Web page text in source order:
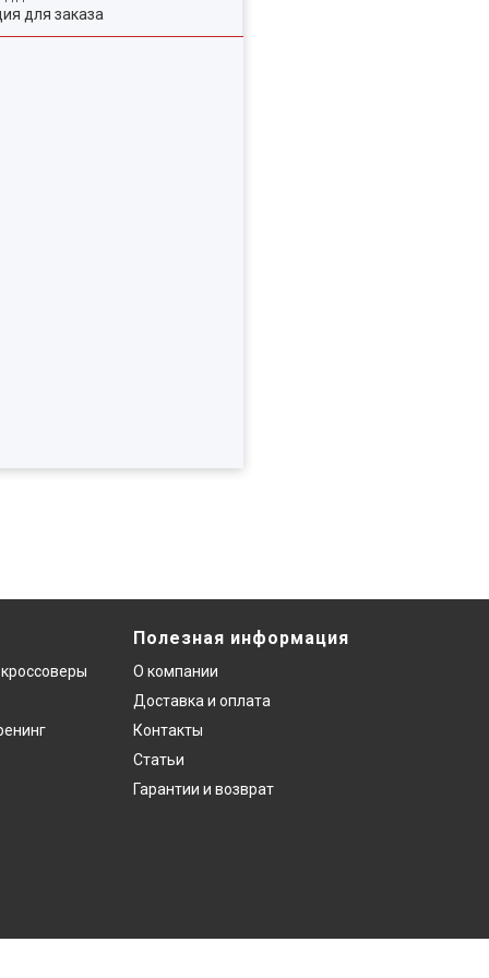
для заказа
Полезная информация
О компании
Доставка и оплата
Контакты
Статьи
Гарантии и возврат